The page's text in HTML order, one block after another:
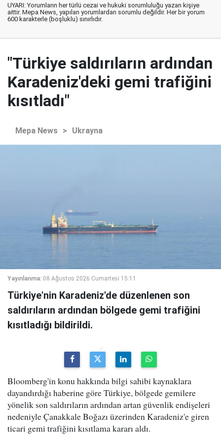
UYARI: Yorumların her türlü cezai ve hukuki sorumluluğu yazan kişiye
aittir. Mepa News, yapılan yorumlardan sorumlu değildir. Her bir yorum
600 karakterle (boşluklu) sınırlıdır.
"Türkiye saldırıların ardından
Karadeniz'deki gemi trafiğini
kısıtladı"
Mepa News > Ukrayna
Yayınlanma: 08 Ağustos 2026 Cumartesi 15:11
Türkiye'nin Karadeniz'de düzenlenen son
saldırıların ardından bölgede gemi trafiğini
kısıtladığı bildirildi.
Bloomberg'in konu hakkında bilgi sahibi kaynaklara
dayandırdığı haberine göre Türkiye, bölgede gemilere
yönelik son saldırıların ardından artan güvenlik endişeleri
nedeniyle Çanakkale Boğazı üzerinden Karadeniz'e giren
ticari gemi trafiğini kısıtlama kararı aldı.